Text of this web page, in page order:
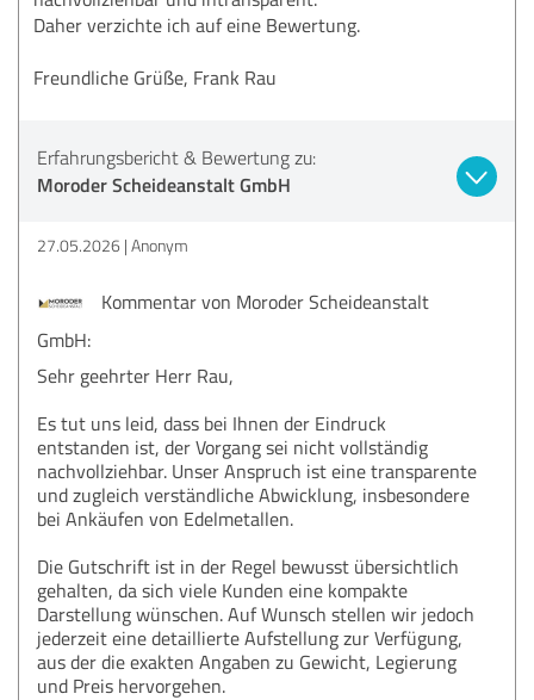
Daher verzichte ich auf eine Bewertung.
Freundliche Grüße, Frank Rau
Erfahrungsbericht & Bewertung zu:
Moroder Scheideanstalt GmbH
27.05.2026 Anonym
Kommentar von Moroder Scheideanstalt
GmbH:
Sehr geehrter Herr Rau,
Es tut uns leid, dass bei Ihnen der Eindruck
entstanden ist, der Vorgang sei nicht vollständig
nachvollziehbar. Unser Anspruch ist eine transparente
und zugleich verständliche Abwicklung, insbesondere
bei Ankäufen von Edelmetallen.
Die Gutschrift ist in der Regel bewusst übersichtlich
gehalten, da sich viele Kunden eine kompakte
Darstellung wünschen. Auf Wunsch stellen wir jedoch
jederzeit eine detaillierte Aufstellung zur Verfügung,
aus der die exakten Angaben zu Gewicht, Legierung
und Preis hervorgehen.